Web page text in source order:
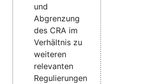
und
Abgrenzung
des CRA im
Verhältnis zu
weiteren
relevanten
Regulierungen